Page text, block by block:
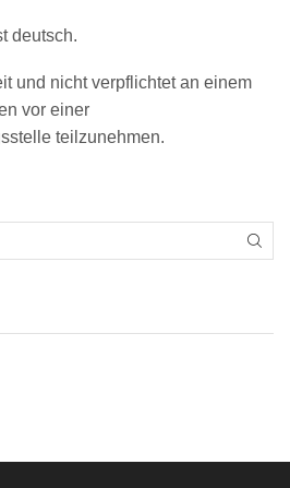
deutsch.
und nicht verpflichtet an einem
vor einer
teilzunehmen.